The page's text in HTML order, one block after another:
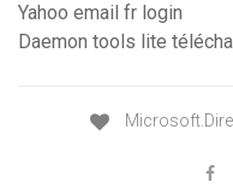
Yahoo email fr login
Daemon tools lite